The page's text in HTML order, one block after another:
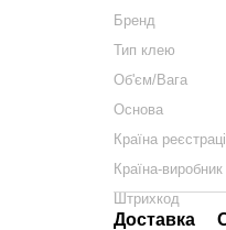
Бренд
Тип клею
Об'єм/Вага
Основа
Країна
Країна-
Штрихкод
Доставка